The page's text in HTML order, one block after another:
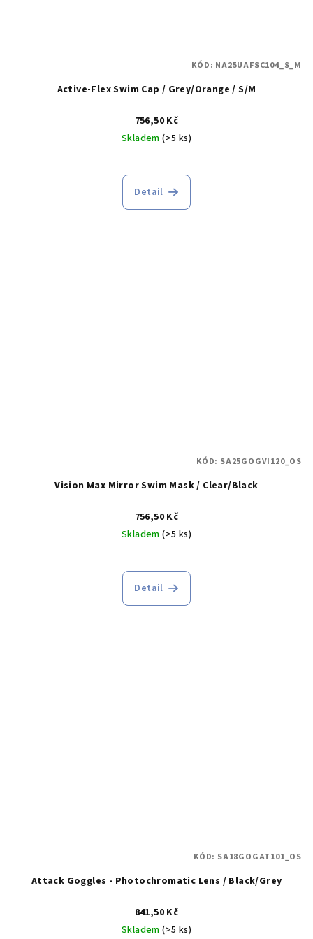
Active-Flex Swim Cap / Grey/Orange / S/M
756,50 Kč
Skladem(>5 ks)
Detail
KÓD: NA25UAFSC104_S_M
Vision Max Mirror Swim Mask / Clear/Black
756,50 Kč
Skladem(>5 ks)
Detail
KÓD: SA25GOGVI120_OS
Attack Goggles - Photochromatic Lens / Black/Grey
841,50 Kč
Skladem(>5 ks)
KÓD: SA18GOGAT101_OS